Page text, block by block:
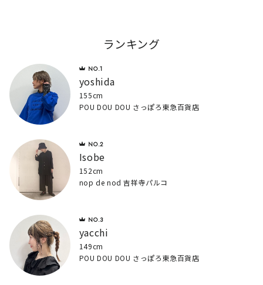
ランキング
yoshida
155cm
POU DOU DOU さっぽろ東急百貨店
Isobe
152cm
nop de nod 吉祥寺パルコ
yacchi
149cm
POU DOU DOU さっぽろ東急百貨店